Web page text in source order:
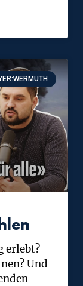
erlebt?
Und